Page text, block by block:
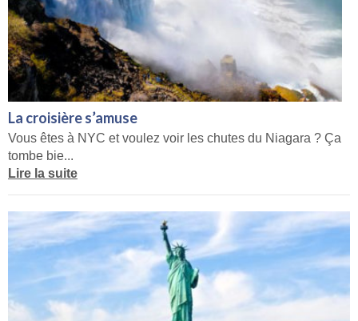
La croisière s’amuse
Vous êtes à NYC et voulez voir les chutes du Niagara ? Ça
tombe bie...
Lire la suite